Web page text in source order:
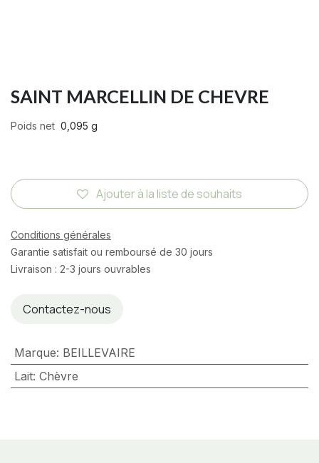
SAINT MARCELLIN DE CHEVRE
Poids net 0,095 g
Ajouter à la liste de souhaits
Conditions générales
Garantie satisfait ou remboursé de 30 jours
Livraison : 2-3 jours ouvrables
Contactez-nous
Marque: BEILLEVAIRE
Lait: Chèvre